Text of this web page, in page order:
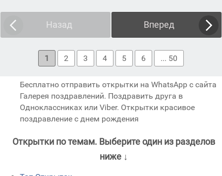
Назад Вперед
1 2 3 4 5 6 ... 50
Бесплатно отправить открытки на WhatsApp с сайта
Галерея поздравлений. Поздравить друга в
Одноклассниках или Viber. Открытки красивое
поздравление с днем рождения
Открытки по темам. Выберите один из разделов
ниже ↓